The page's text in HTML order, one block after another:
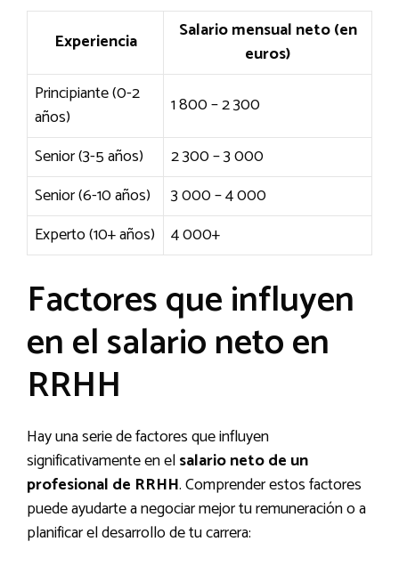
Experiencia
Salario mensual neto (en
euros)
Principiante (0-2
años)
1 800 – 2 300
Senior (3-5 años)
2 300 – 3 000
Senior (6-10 años)
3 000 – 4 000
Experto (10+ años)
4 000+
Factores que influyen
en el salario neto en
RRHH
Hay una serie de factores que influyen
significativamente en elsalario neto de un
profesional de RRHH. Comprender estos factores
puede ayudarte a negociar mejor tu remuneración o a
planificar el desarrollo de tu carrera: